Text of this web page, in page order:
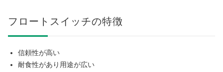
フロートスイッチの特徴
信頼性が高い
耐食性があり用途が広い